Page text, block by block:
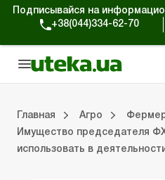
Подписывайся на
+38(044)334-62-70
Главная Агро
Имущество председателя
использовать в